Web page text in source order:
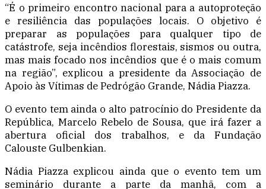
“É o primeiro encontro nacional para a autoproteção
e resiliência das populações locais. O objetivo é
preparar as populações para qualquer tipo de
catástrofe, seja incêndios florestais, sismos ou outra,
mas mais focado nos incêndios que é o mais comum
na região”, explicou a presidente da Associação de
Apoio às Vítimas de Pedrógão Grande, Nádia Piazza.
O evento tem ainda o alto patrocínio do Presidente da
República, Marcelo Rebelo de Sousa, que irá fazer a
abertura oficial dos trabalhos, e da Fundação
Calouste Gulbenkian.
Nádia Piazza explicou ainda que o evento tem um
seminário durante a parte da manhã, com a